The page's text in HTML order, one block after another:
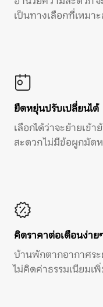
เป็นทางเลือกที่เหมา
ยืดหยุ่นปรับเปลี่ยนได้
เลือกได้ว่าจะย้ายเข้
สะดวก ไม่มีข้อผูกมัด
คิดราคาต่อเดือนง่าย
บ้านพักตากอากาศระ
ไม่คิดค่าธรรมเนียมเ